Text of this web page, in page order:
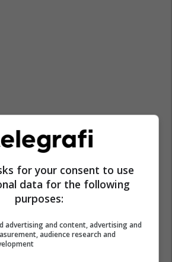
for your consent to use
data for the following
purposes:
advertising and content, advertising and
audience research and